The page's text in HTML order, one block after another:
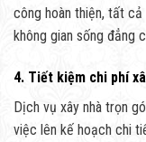
công hoàn thiện, tất
không gian sống đẳng
4. Tiết kiệm chi phí
Dịch vụ xây nhà trọn
việc lên kế hoạch chi